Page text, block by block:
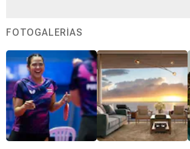
FOTOGALERÍAS